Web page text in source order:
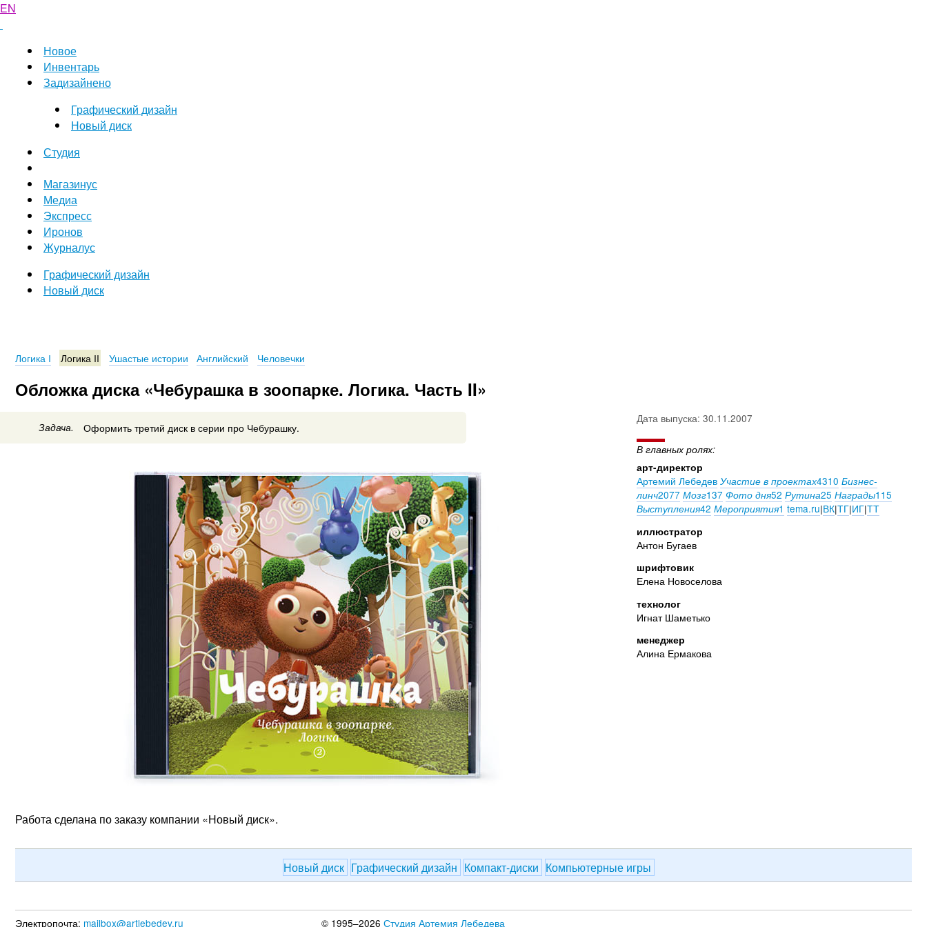
EN
Новое
Инвентарь
Задизайнено
Графический дизайн
Новый диск
Студия
Магазинус
Медиа
Экспресс
Иронов
Журналус
Графический дизайн
Новый диск
Логика I Логика II Ушастые истории Английский Человечки
Обложка диска «Чебурашка в зоопарке. Логика. Часть II»
Задача. Оформить третий диск в серии про Чебурашку.
Работа сделана по заказу компании «Новый диск».
Дата выпуска: 30.11.2007
В главных ролях:
арт-директор
Артемий Лебедев Участие в проектах4310 Бизнес-
линч2077 Мозг137 Фото дня52 Рутина25 Награды115
Выступления42 Мероприятия1 tema.ru|ВК|ТГ|ИГ|ТТ
иллюстратор
Антон Бугаев
шрифтовик
Елена Новоселова
технолог
Игнат Шаметько
менеджер
Алина Ермакова
Новый диск Графический дизайн Компакт-диски Компьютерные игры
Электропочта: mailbox@artlebedev.ru © 1995–2026 Студия Артемия Лебедева